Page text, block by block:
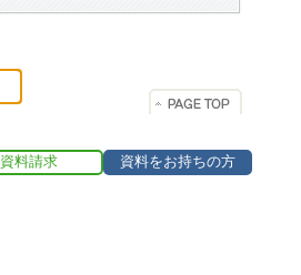
資料請求 資料をお持ちの方